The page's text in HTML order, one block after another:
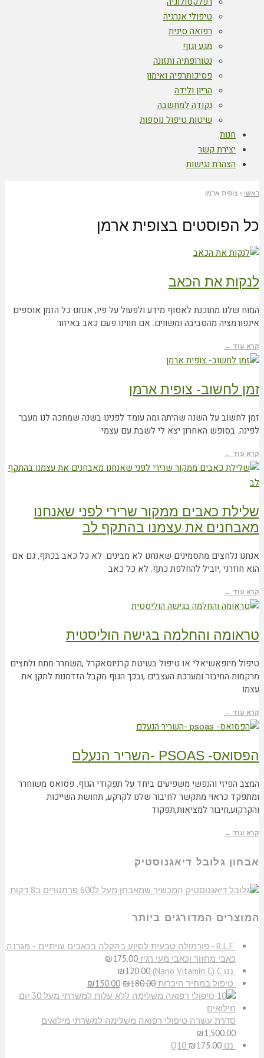
טיפולי אנרגיה
רפואה סינית
מגע וגוף
נטורופתיה ותזונה
פסיכותרפיה ואימון
הריון ולידה
נקודה למחשבה
שיטות טיפול נוספות
חנות
יצירת קשר
הצהרת נגישות
ראשי › צופית ארמן
כל הפוסטים בצופית ארמן
לנקות את הכאב
המוח שלנו מתוכנת לאסוף מידע ולפעול על פיו‫, אנחנו כל הזמן אוספים
אינפורמציה מהסביבה‫ ומשווים‫. אם חווינו פעם כאב באיזור
קרא עוד ←
זמן לחשוב- צופית ארמן
זמן לחשוב על השנה שהיתה ומה עומד לפנינו בשנה שמחכה לנו מעבר
לפינה. בסופש האחרון יצא לי לשבת עם עצמי
קרא עוד ←
שלילת כאבים ממקור שרירי לפני שאנחנו
מאבחנים את עצמנו בהתקף לב
אנחנו נלחצים מתסמינים שאנחנו לא מבינים. לא כל כאב בכתף, גם אם
הוא חוזרני ,יוביל להחלפת כתף. לא כל כאב
קרא עוד ←
טראומה והחלמה בגישה הוליסטית
טיפול מיופאשיאלי או טיפול בשיטת קרניוסאקרל ,משחרר מתח ולחצים
מרקמות החיבור ומערכת העצבים ,ובכך הגוף מקבל הזדמנות לתקן את
עצמו.
קרא עוד ←
הפסואס- PSOAS -השריר הנעלם
המצב הפיזי והנפשי משפיעים ביחד על תפקודי הגוף. פסואס משוחרר
ומתפקד כראוי מתקשר לחיבור שלנו לקרקע, תחושת השייכות
והקרקוע,חיבור למציאות,תפקוד
קרא עוד ←
אבחון גלובל דיאגנוסטיק
המוצרים המדורגים ביותר
R.L.F - פורמולה טבעית לסיוע בהקלה בכאבים עויתיים - מגרנה,
כאבי מחזור וכאבי מעי רגיז
₪175.00
ננו C‏ (Nano Vitamin C)
₪120.00
טיפול במחיר היכרות
₪180.00
₪150.00
סדרת עשרה טיפולי רפואה משלימה למשרתי מילואים
₪1,500.00
ננו Q10
₪175.00